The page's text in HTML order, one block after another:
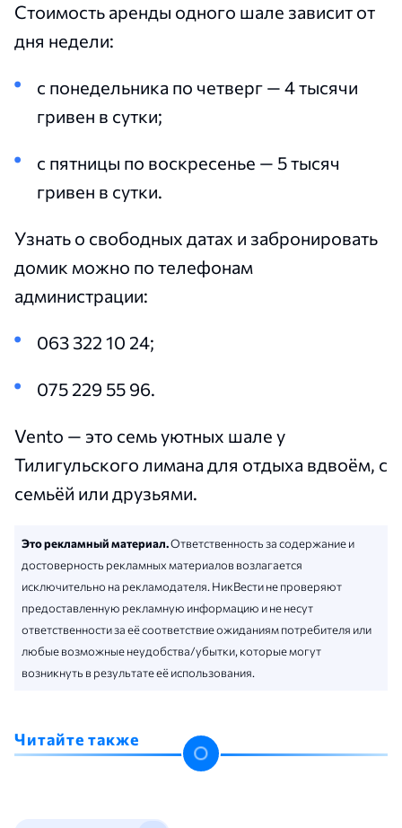
Стоимость аренды одного шале зависит от
дня недели:
с понедельника по четверг — 4 тысячи
гривен в сутки;
с пятницы по воскресенье — 5 тысяч
гривен в сутки.
Узнать о свободных датах и забронировать
домик можно по телефонам
администрации:
063 322 10 24;
075 229 55 96.
Vento — это семь уютных шале у
Тилигульского лимана для отдыха вдвоём, с
семьёй или друзьями.
Это рекламный материал.Ответственность за содержание и
достоверность рекламных материалов возлагается
исключительно на рекламодателя. НикВести не проверяют
предоставленную рекламную информацию и не несут
ответственности за её соответствие ожиданиям потребителя или
любые возможные неудобства/убытки, которые могут
возникнуть в результате её использования.
Читайте также